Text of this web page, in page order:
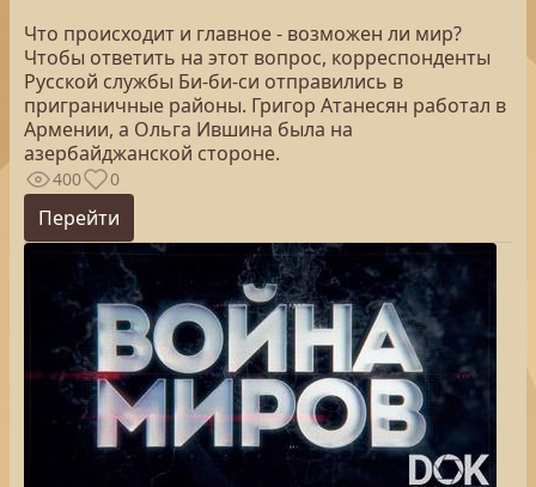
Что происходит и главное - возможен ли мир?
Чтобы ответить на этот вопрос, корреспонденты
Русской службы Би-би-си отправились в
приграничные районы. Григор Атанесян работал в
Армении, а Ольга Ившина была на
азербайджанской стороне.
400 0
Перейти